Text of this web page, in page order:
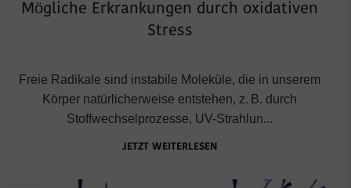
IMMUNSYSTEM ,LONG BETTER LIVING
Mögliche Erkrankungen durch oxidativen
Stress
Freie Radikale sind instabile Moleküle, die in unserem
Körper natürlicherweise entstehen, z. B. durch
Stoffwechselprozesse, UV-Strahlun...
JETZT WEITERLESEN